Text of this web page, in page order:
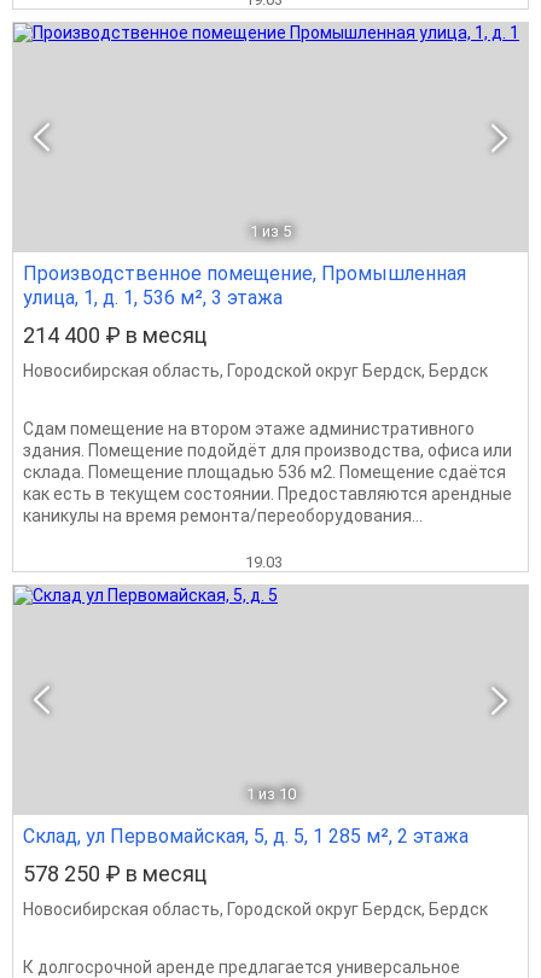
1 из 5
Производственное помещение, Промышленная
улица, 1, д. 1, 536 м², 3 этажа
214 400 ₽ в месяц
Новосибирская область, Городской округ Бердск, Бердск
Сдам помещение на втором этаже административного
здания. Помещение подойдёт для производства, офиса или
склада. Помещение площадью 536 м2. Помещение сдаётся
как есть в текущем состоянии. Предоставляются арендные
каникулы на время ремонта/переоборудования...
19.03
1 из 10
Склад, ул Первомайская, 5, д. 5, 1 285 м², 2 этажа
578 250 ₽ в месяц
Новосибирская область, Городской округ Бердск, Бердск
К долгосрочной аренде предлагается универсальное